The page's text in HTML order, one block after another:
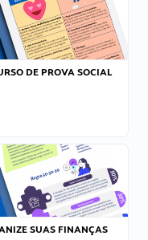
DE PROVA SOCIAL
SUAS FINANÇAS